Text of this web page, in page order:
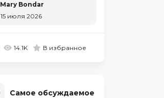
Mary Bondar
15 июля 2026
14.1K В избранное
Самое обсуждаемое